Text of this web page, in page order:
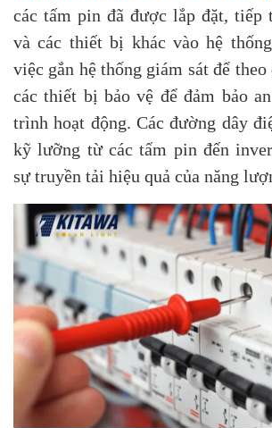
các tấm pin đã được lắp đặt, tiếp
và các thiết bị khác vào hệ
việc gắn hệ thống giám sát để
các thiết bị bảo vệ để đảm bảo
trình hoạt động. Các đường dây
kỹ lưỡng từ các tấm pin đến
sự truyền tải hiệu quả của năng